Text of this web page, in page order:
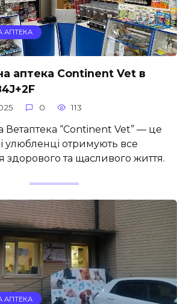
АПТЕКА
аптека Continent Vet в
0 113
Ветаптека “Continent Vet” — це
улюбленці отримують все
здорового та щасливого життя.
АПТЕКА